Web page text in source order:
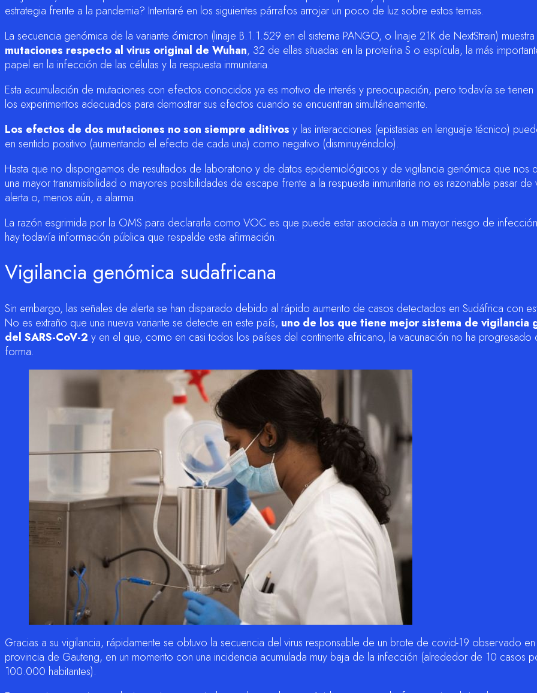
estrategia frente a la pandemia? Intentaré en los siguientes párrafos arrojar un poco de luz sobre estos temas.
La secuencia genómica de la variante ómicron (linaje B.1.1.529 en el sistema PANGO, o linaje 21K de NextStrain) muestra
mutaciones respecto al virus original de Wuhan, 32 de ellas situadas en la proteína S o espícula, la más
papel en la infección de las células y la respuesta inmunitaria.
Esta acumulación de mutaciones con efectos conocidos ya es motivo de interés y preocupación, pero todavía se tienen
los experimentos adecuados para demostrar sus efectos cuando se encuentran simultáneamente.
Los efectos de dos mutaciones no son siempre aditivos y las interacciones (epistasias en lenguaje técnico)
en sentido positivo (aumentando el efecto de cada una) como negativo (disminuyéndolo).
Hasta que no dispongamos de resultados de laboratorio y de datos epidemiológicos y de vigilancia genómica que nos
una mayor transmisibilidad o mayores posibilidades de escape frente a la respuesta inmunitaria no es razonable pasar de
alerta o, menos aún, a alarma.
La razón esgrimida por la OMS para declararla como VOC es que puede estar asociada a un mayor riesgo de
hay todavía información pública que respalde esta afirmación.
Vigilancia genómica sudafricana
Sin embargo, las señales de alerta se han disparado debido al rápido aumento de casos detectados en Sudáfrica con
No es extraño que una nueva variante se detecte en este país, uno de los que tiene mejor sistema de vigilancia
del SARS-CoV-2 y en el que, como en casi todos los países del continente africano, la vacunación no ha progresado
forma.
Gracias a su vigilancia, rápidamente se obtuvo la secuencia del virus responsable de un brote de covid-19 observado
provincia de Gauteng, en un momento con una incidencia acumulada muy baja de la infección (alrededor de 10 casos
100.000 habitantes).